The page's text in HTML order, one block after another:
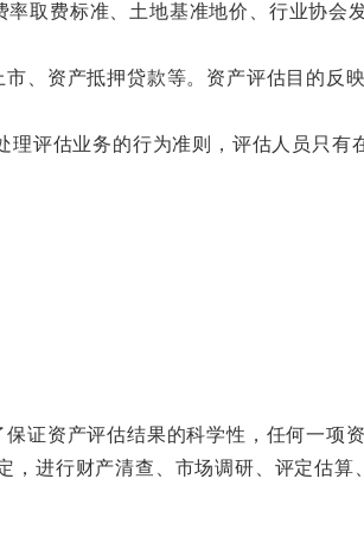
取费标准、土地基准地价、行业协会
、资产抵押贷款等。资产评估目的反
评估业务的行为准则，评估人员只有
证资产评估结果的科学性，任何一项
，进行财产清查、市场调研、评定估算